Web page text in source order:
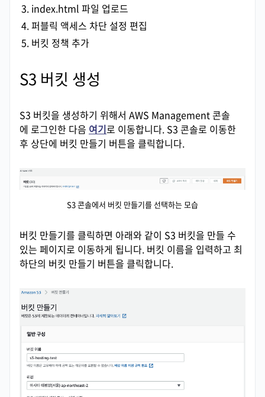
index.html 파일 업로드
퍼블릭 액세스 차단 설정 편집
버킷 정책 추가
S3 버킷 생성
S3 버킷을 생성하기 위해서 AWS Management 콘솔
에 로그인한 다음 여기로 이동합니다. S3 콘솔로 이동한
후 상단에 버킷 만들기 버튼을 클릭합니다.
S3 콘솔에서 버킷 만들기를 선택하는 모습
버킷 만들기를 클릭하면 아래와 같이 S3 버킷을 만들 수
있는 페이지로 이동하게 됩니다. 버킷 이름을 입력하고 최
하단의 버킷 만들기 버튼을 클릭합니다.